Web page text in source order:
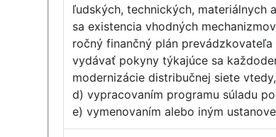
ľudských, technických, materiálnych
sa existencia vhodných
ročný finančný plán
vydávať pokyny týkajúce sa
modernizácie distribučnej siete
d) vypracovaním programu súladu
e) vymenovaním alebo iným